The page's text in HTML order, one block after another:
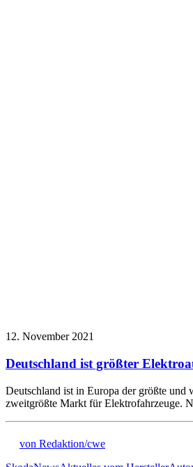
12. November 2021
Deutschland ist größter
Deutschland ist in Europa der größte und
zweitgrößte Markt für Elektrofahrzeuge.
von Redaktion/cwe